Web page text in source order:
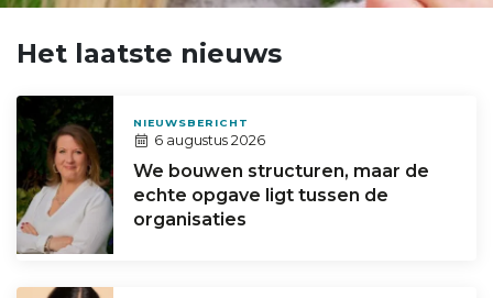
Het laatste nieuws
NIEUWSBERICHT
6 augustus 2026
We bouwen structuren, maar de
echte opgave ligt tussen de
organisaties